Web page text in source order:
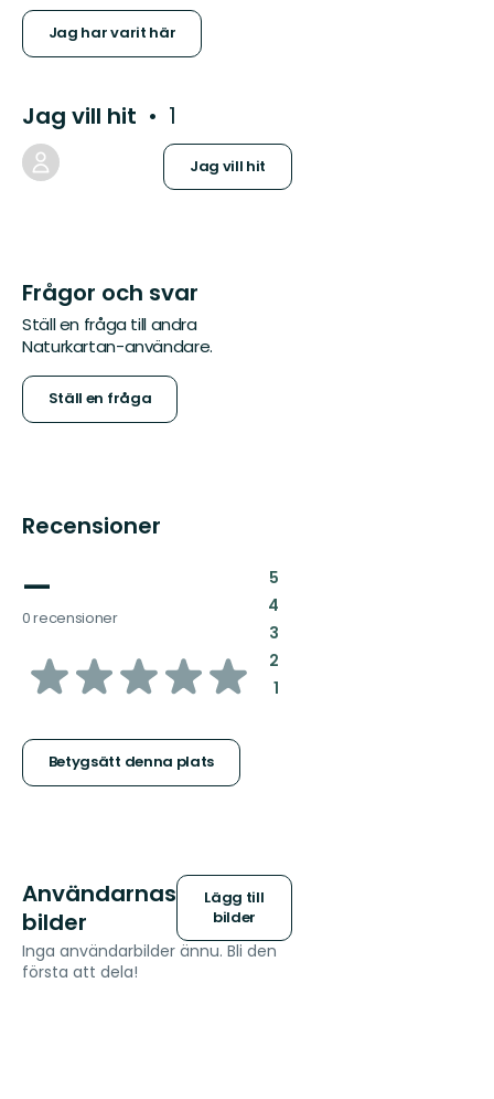
Jag har varit här
Jag vill hit 1
Jag vill hit
Frågor och svar
Ställ en fråga till andra
Naturkartan-användare.
Ställ en fråga
Recensioner
—
0 recensioner
av
stjärnor
Betygsätt denna plats
5:
4:
3:
2:
1:
Användarnas
bilder
Lägg till
bilder
Inga användarbilder ännu. Bli den
första att dela!